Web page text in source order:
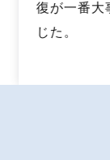
復が一番大
じた。